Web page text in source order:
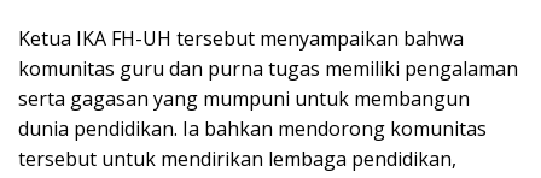
Ketua IKA FH-UH tersebut menyampaikan bahwa
komunitas guru dan purna tugas memiliki pengalaman
serta gagasan yang mumpuni untuk membangun
dunia pendidikan. Ia bahkan mendorong komunitas
tersebut untuk mendirikan lembaga pendidikan,